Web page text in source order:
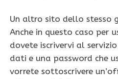
Un altro sito dello stesso
Anche in questo caso per
dovete iscrivervi al
dati e una password che
vorrete sottoscrivere